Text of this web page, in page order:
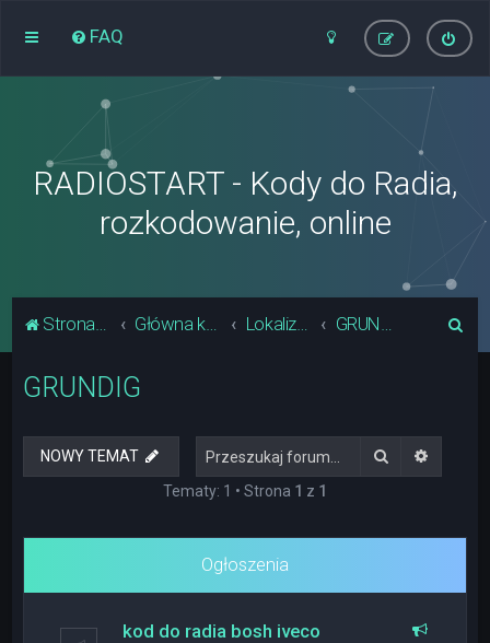
FAQ
RADIOSTART - Kody do Radia,
rozkodowanie, online
Strona główna Główna kategoria forum Lokalizacja Układów Pamięci Radia GRUNDIG
GRUNDIG
NOWY TEMAT Szukaj
Tematy: 1 • Strona 1 z 1
Ogłoszenia
kod do radia bosh iveco